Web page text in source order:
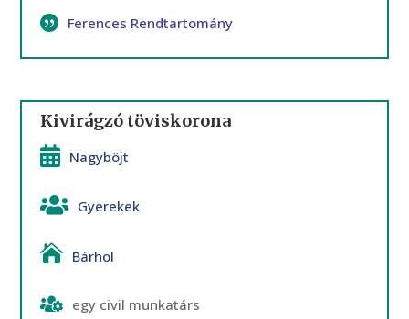
Ferences Rendtartomány
Kivirágzó töviskorona
Nagyböjt
Gyerekek
Bárhol
egy civil munkatárs